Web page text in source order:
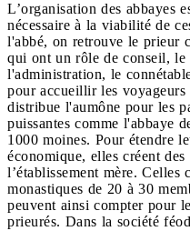
L’organisation des abbayes
nécessaire à la viabilité de
l'abbé, on retrouve le prieur
qui ont un rôle de conseil, le
l'administration, le
pour accueillir les voyageurs
distribue l'aumône pour les
puissantes comme l'abbaye
1000 moines. Pour étendre
économique, elles créent
l’établissement mère. Celles
monastiques de 20 à 30
peuvent ainsi compter pour
prieurés. Dans la société